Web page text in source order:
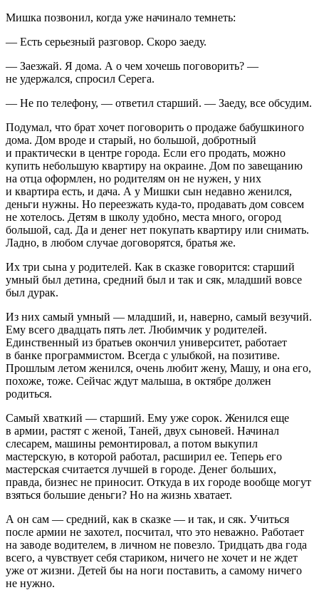
Мишка позвонил, когда уже начинало темнеть:
— Есть серьезный разговор. Скоро заеду.
— Заезжай. Я дома. А о чем хочешь поговорить? —
не удержался, спросил Серега.
— Не по телефону, — ответил старший. — Заеду, все обсудим.
Подумал, что брат хочет поговорить о продаже бабушкиного
дома. Дом вроде и старый, но большой, добротный
и практически в центре города. Если его продать, можно
купить небольшую квартиру на окраине. Дом по завещанию
на отца оформлен, но родителям он не нужен, у них
и квартира есть, и дача. А у Мишки сын недавно женился,
деньги нужны. Но переезжать куда-то, продавать дом совсем
не хотелось. Детям в школу удобно, места много, огород
большой, сад. Да и денег нет покупать квартиру или снимать.
Ладно, в любом случае договорятся, братья же.
Их три сына у родителей. Как в сказке говорится: старший
умный был детина, средний был и так и сяк, младший вовсе
был дурак.
Из них самый умный — младший, и, наверно, самый везучий.
Ему всего двадцать пять лет. Любимчик у родителей.
Единственный из братьев окончил университет, работает
в банке программистом. Всегда с улыбкой, на позитиве.
Прошлым летом женился, очень любит жену, Машу, и она его,
похоже, тоже. Сейчас ждут малыша, в октябре должен
родиться.
Самый хваткий — старший. Ему уже сорок. Женился еще
в армии, растят с женой, Таней, двух сыновей. Начинал
слесарем, машины ремонтировал, а потом выкупил
мастерскую, в которой работал, расширил ее. Теперь его
мастерская считается лучшей в городе. Денег больших,
правда, бизнес не приносит. Откуда в их городе вообще могут
взяться большие деньги? Но на жизнь хватает.
А он сам — средний, как в сказке — и так, и сяк. Учиться
после армии не захотел, посчитал, что это неважно. Работает
на заводе водителем, в личном не повезло. Тридцать два года
всего, а чувствует себя стариком, ничего не хочет и не ждет
уже от жизни. Детей бы на ноги поставить, а самому ничего
не нужно.